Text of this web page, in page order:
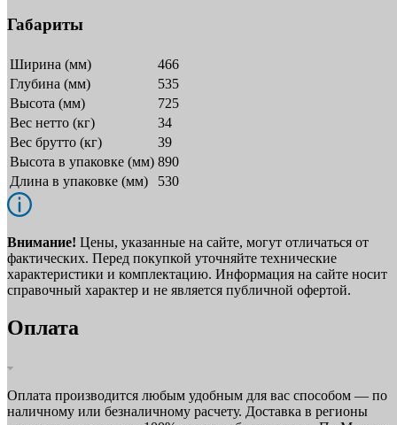
Габариты
Ширина (мм)
466
Глубина (мм)
535
Высота (мм)
725
Вес нетто (кг)
34
Вес брутто (кг)
39
Высота в упаковке (мм) 890
Длина в упаковке (мм)
530
Внимание! Цены, указанные на сайте, могут отличаться от
фактических. Перед покупкой уточняйте технические
характеристики и комплектацию. Информация на сайте носит
справочный характер и не является публичной офертой.
Оплата
Оплата производится любым удобным для вас способом — по
наличному или безналичному расчету. Доставка в регионы